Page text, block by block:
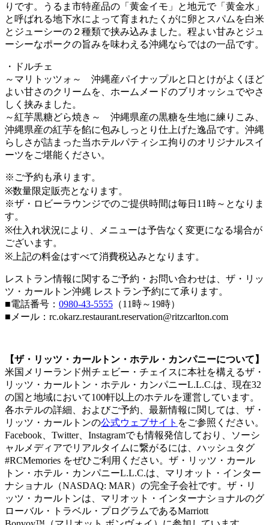
りです。うるま市特産品の「黄金イモ」と地元で「黄金水」
と呼ばれる地下水によって育まれたくがに卵とスパムを白米
とジューシーの２種類で挟み込みました。程よい甘みとジュ
ーシーなポークの旨みを味わえる沖縄ならではの一品です。
・ドルチェ
～マリトッツォ～ 沖縄産パイナップルと口とけがよくほど
よい甘さのクリームを、ホームメードのブリオッシュでやさ
しく挟みました。
～紅芋黒糖どら焼き～ 沖縄県産の黒糖を生地に練りこみ、
沖縄県産の紅芋を餡に包みしっとり仕上げた逸品です。沖縄
らしさが詰まった当ホテルパティシエ拘りのオリジナルスイ
ーツをご堪能ください。
※ご予約も承ります。
※数量限定販売となります。
※ザ・ロビーラウンジでのご提供時間は毎日11時～となりま
す。
※仕入れ状況により、メニューは予告なく変更になる場合が
ございます。
※上記の料金はすべて消費税込みとなります。
レストラン情報に関するご予約・お問い合わせは、ザ・リッ
ツ・カールトン沖縄 レストラン予約にて承ります。
■電話番号： 0980-43-5555 （11時～19時）
■メール：rc.okarz.restaurant.reservation@ritzcarlton.com
【ザ・リッツ・カールトン・ホテル・カンパニーについて】
米国メリーランド州チェビー・チェイスに本社を構えるザ・
リッツ・カールトン・ホテル・カンパニーL.L.C.は、現在32
の国と地域において100軒以上のホテルを運営しています。
各ホテルの詳細、およびご予約、最新情報に関しては、ザ・
リッツ・カールトンの公式ウェブサイト をご参照ください。
Facebook、Twitter、Instagramでも情報発信しており、ソーシ
ャルメディアでリアルタイムに繋がるには、ハッシュタグ
#RCMemories をぜひご利用ください。ザ・リッツ・カール
トン・ホテル・カンパニーL.L.C.は、マリオット・インター
ナショナル（NASDAQ: MAR）の完全子会社です。ザ・リ
ッツ・カールトンは、マリオット・インターナショナルのグ
ローバル・トラベル・プログラムであるMarriott